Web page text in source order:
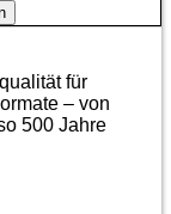
für
– von
500 Jahre